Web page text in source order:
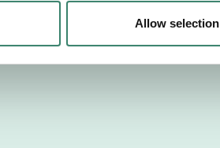
Allow selection